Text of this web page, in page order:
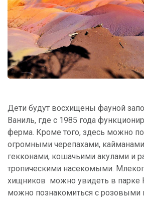
Дети будут восхищены фауной
Ваниль, где с 1985 года
ферма. Кроме того, здесь можно
огромными черепахами,
гекконами, кошачьими акулами и
тропическими насекомыми.
хищников можно увидеть в парке
можно познакомиться с розовыми